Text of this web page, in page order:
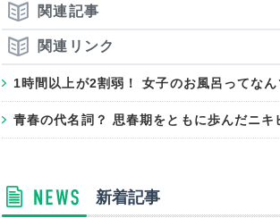
関連記事
関連リンク
1時間以上が2割弱！ 女子のお風呂ってな
青春の代名詞？ 思春期をともに歩んだニキ
新着記事